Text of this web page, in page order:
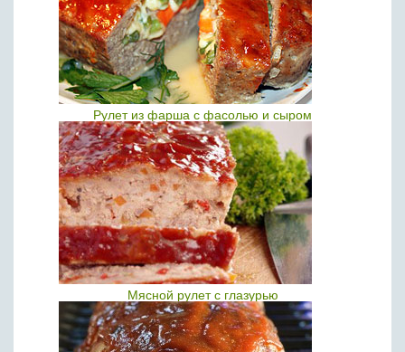
Рулет из фарша с фасолью и сыром
Мясной рулет с глазурью